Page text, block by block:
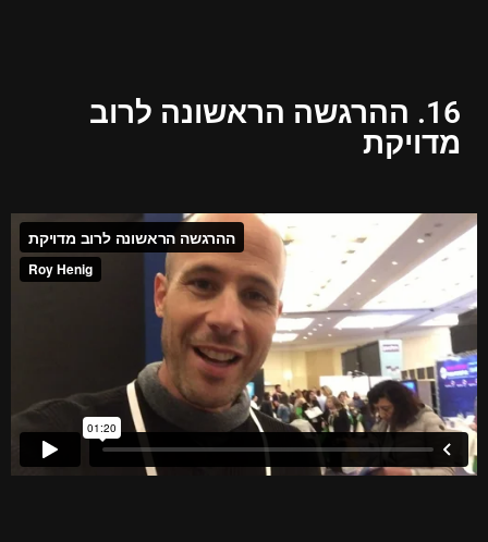
16. ההרגשה הראשונה לרוב
מדויקת